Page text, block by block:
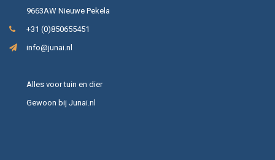
9663AW Nieuwe Pekela
+31 (0)850655451
info@junai.nl
Alles voor tuin en dier
Gewoon bij Junai.nl